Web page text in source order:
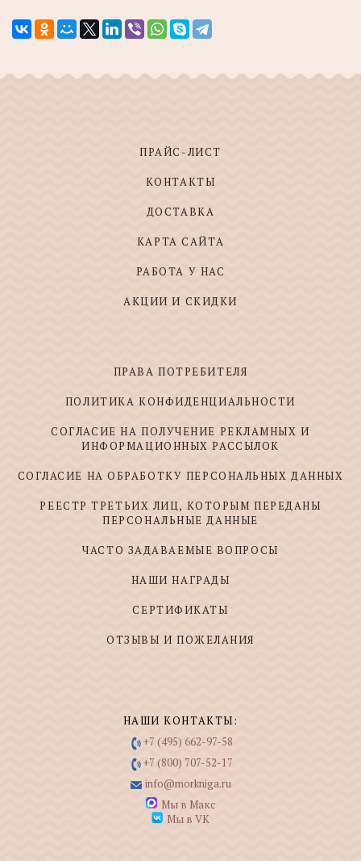
ПРАЙС-ЛИСТ
КОНТАКТЫ
ДОСТАВКА
КАРТА САЙТА
РАБОТА У НАС
АКЦИИ И СКИДКИ
ПРАВА ПОТРЕБИТЕЛЯ
ПОЛИТИКА КОНФИДЕНЦИАЛЬНОСТИ
СОГЛАСИЕ НА ПОЛУЧЕНИЕ РЕКЛАМНЫХ И
ИНФОРМАЦИОННЫХ РАССЫЛОК
СОГЛАСИЕ НА ОБРАБОТКУ ПЕРСОНАЛЬНЫХ ДАННЫХ
РЕЕСТР ТРЕТЬИХ ЛИЦ, КОТОРЫМ ПЕРЕДАНЫ
ПЕРСОНАЛЬНЫЕ ДАННЫЕ
ЧАСТО ЗАДАВАЕМЫЕ ВОПРОСЫ
НАШИ НАГРАДЫ
СЕРТИФИКАТЫ
ОТЗЫВЫ И ПОЖЕЛАНИЯ
НАШИ КОНТАКТЫ:
+7 (495) 662-97-58
+7 (800) 707-52-17
info@morkniga.ru
Мы в Макс
Мы в VK